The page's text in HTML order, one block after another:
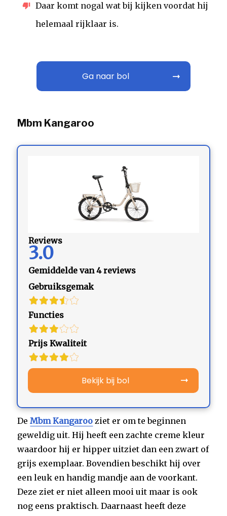
Daar komt nogal wat bij kijken voordat hij
helemaal rijklaar is.
Ga naar bol
Mbm Kangaroo
Reviews
3.0
Gemiddelde van 4 reviews
Gebruiksgemak
Functies
Prijs Kwaliteit
Bekijk bij bol
DeMbm Kangaroo ziet er om te beginnen
geweldig uit. Hij heeft een zachte creme kleur
waardoor hij er hipper uitziet dan een zwart of
grijs exemplaar. Bovendien beschikt hij over
een leuk en handig mandje aan de voorkant.
Deze ziet er niet alleen mooi uit maar is ook
nog eens praktisch. Daarnaast heeft deze